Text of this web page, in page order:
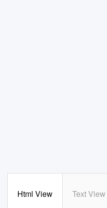
Html View Text View